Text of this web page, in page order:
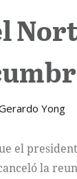
Yong
el
la